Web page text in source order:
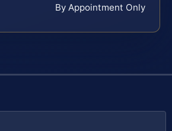
By Appointment Only